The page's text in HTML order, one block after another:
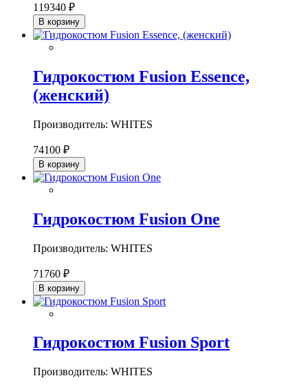
119340 ₽
В корзину
Гидрокостюм Fusion Essence,
(женский)
Производитель: WHITES
74100 ₽
В корзину
Гидрокостюм Fusion One
Производитель: WHITES
71760 ₽
В корзину
Гидрокостюм Fusion Sport
Производитель: WHITES